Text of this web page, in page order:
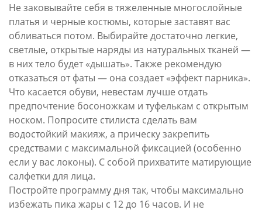
Не заковывайте себя в тяжеленные многослойные
платья и черные костюмы, которые заставят вас
обливаться потом. Выбирайте достаточно легкие,
светлые, открытые наряды из натуральных тканей —
в них тело будет «дышать». Также рекомендую
отказаться от фаты — она создает «эффект парника».
Что касается обуви, невестам лучше отдать
предпочтение босоножкам и туфелькам с открытым
носком. Попросите стилиста сделать вам
водостойкий макияж, а прическу закрепить
средствами с максимальной фиксацией (особенно
если у вас локоны). С собой прихватите матирующие
салфетки для лица.
Постройте программу дня так, чтобы максимально
избежать пика жары с 12 до 16 часов. И не